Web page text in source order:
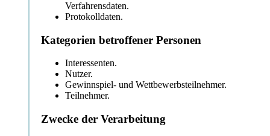
Verfahrensdaten.
Protokolldaten.
Kategorien betroffener Personen
Interessenten.
Nutzer.
Gewinnspiel- und Wettbewerbsteilnehmer.
Teilnehmer.
Zwecke der Verarbeitung